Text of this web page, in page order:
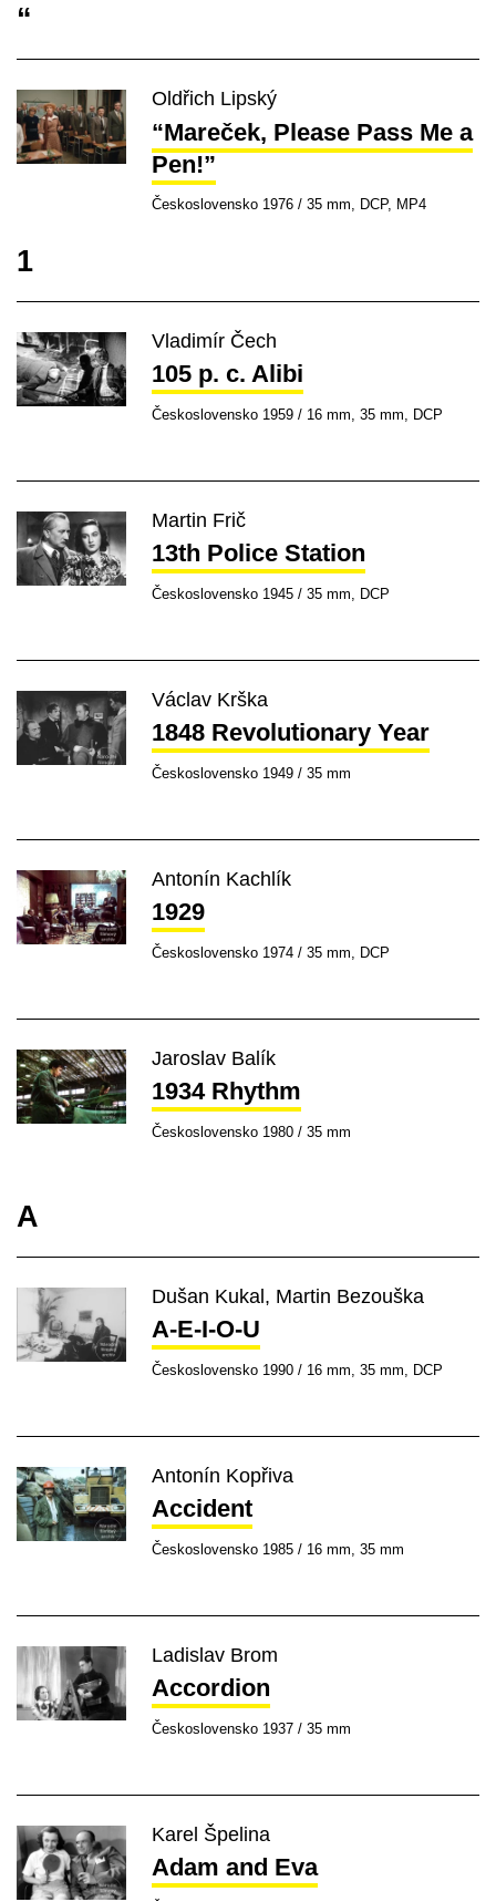
“
Oldřich Lipský
“Mareček, Please Pass Me a
Pen!”
Československo 1976 / 35 mm, DCP, MP4
1
Vladimír Čech
105 p. c. Alibi
Československo 1959 / 16 mm, 35 mm, DCP
Martin Frič
13th Police Station
Československo 1945 / 35 mm, DCP
Václav Krška
1848 Revolutionary Year
Československo 1949 / 35 mm
Antonín Kachlík
1929
Československo 1974 / 35 mm, DCP
Jaroslav Balík
1934 Rhythm
Československo 1980 / 35 mm
A
Dušan Kukal, Martin Bezouška
A-E-I-O-U
Československo 1990 / 16 mm, 35 mm, DCP
Antonín Kopřiva
Accident
Československo 1985 / 16 mm, 35 mm
Ladislav Brom
Accordion
Československo 1937 / 35 mm
Karel Špelina
Adam and Eva